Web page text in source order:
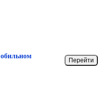
Перейти